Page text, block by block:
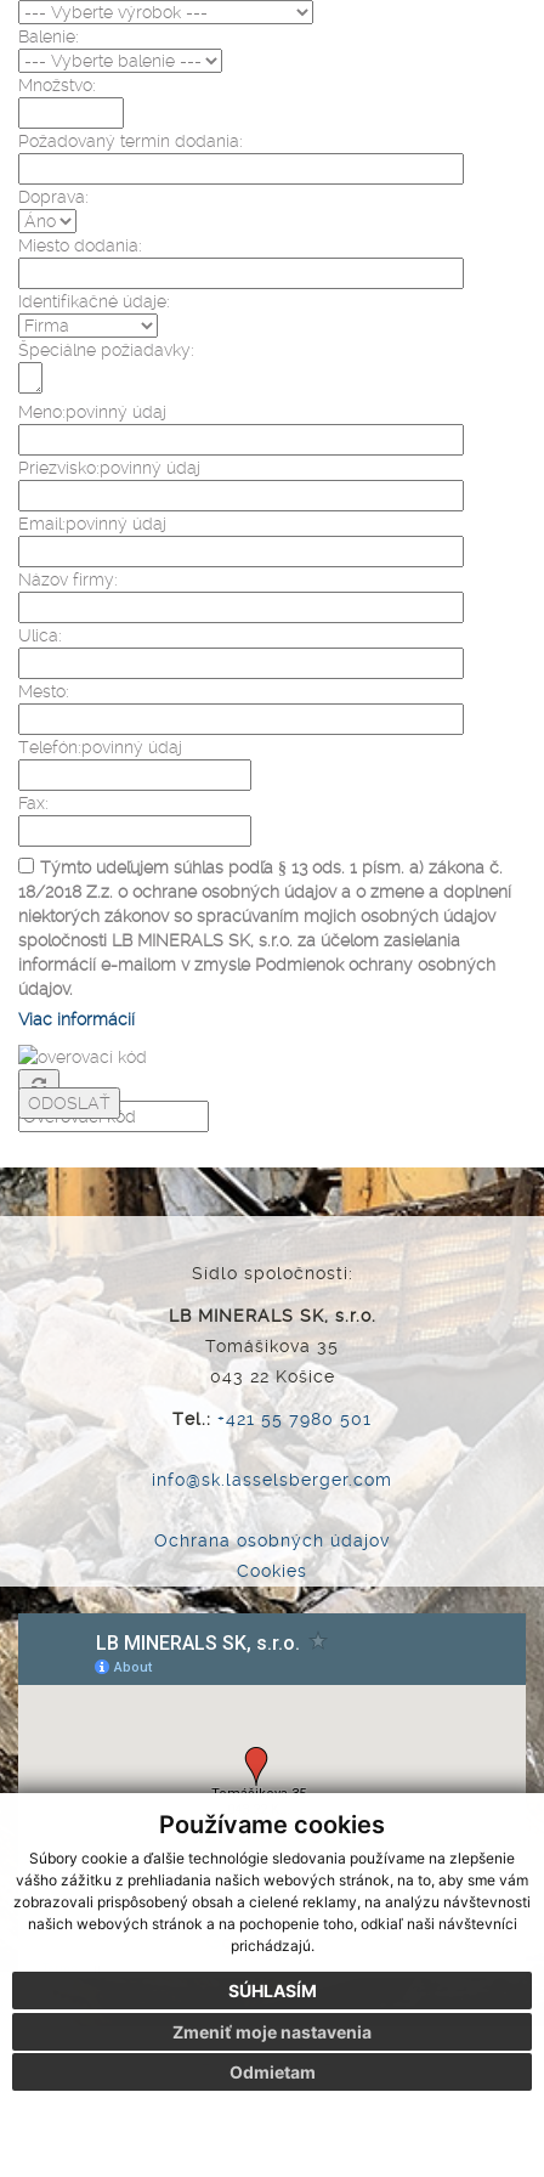
Používame cookies
Súbory cookie a ďalšie technológie sledovania používame na zlepšenie
vášho zážitku z prehliadania našich webových stránok, na to, aby sme vám
zobrazovali prispôsobený obsah a cielené reklamy, na analýzu návštevnosti
našich webových stránok a na pochopenie toho, odkiaľ naši návštevníci
prichádzajú.
SÚHLASÍM
Odmietam
Zmeniť moje nastavenia
Balenie:
Množstvo:
Požadovaný termín dodania:
Doprava:
Miesto dodania:
Identifikačné údaje:
Špeciálne požiadavky:
Meno:povinný údaj
Priezvisko:povinný údaj
Email:povinný údaj
Názov firmy:
Ulica:
Mesto:
Telefón:povinný údaj
Fax:
Týmto udeľujem súhlas podľa § 13 ods. 1 písm. a) zákona č.
18/2018 Z.z. o ochrane osobných údajov a o zmene a doplnení
niektorých zákonov so spracúvaním mojich osobných údajov
spoločnosti LB MINERALS SK, s.r.o. za účelom zasielania
informácií e-mailom v zmysle Podmienok ochrany osobných
údajov.
Viac informácií
Sídlo spoločnosti:
LB MINERALS SK, s.r.o.
Tomášikova 35
043 22 Košice
Tel.: +421 55 7980 501
info@sk.lasselsberger.com
Ochrana osobných údajov
Cookies
webdesign by | webex.sk